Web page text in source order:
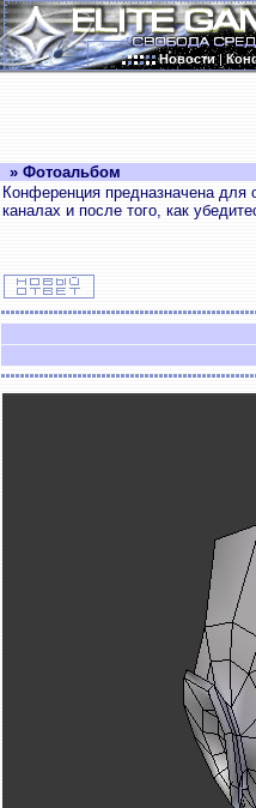
Новости|
» Фотоальбом
Конференция предназначена
каналах и после того, как